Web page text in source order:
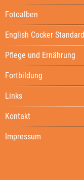
Fotoalben
English Cocker Standard
Pflege und Ernährung
Fortbildung
Links
Kontakt
Impressum